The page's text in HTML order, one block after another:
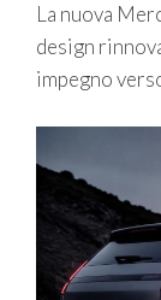
La nuova
design
impegno